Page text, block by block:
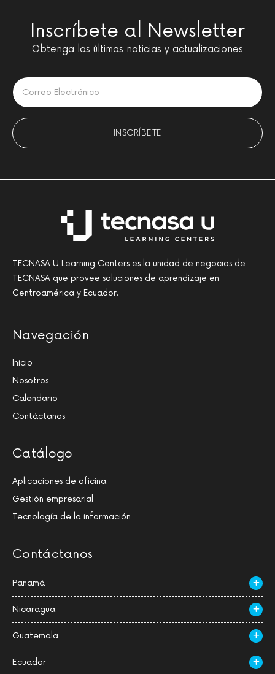
Inscríbete al Newsletter
Obtenga las últimas noticias y actualizaciones
Please leave this field empty.
TECNASA U Learning Centers es la unidad de negocios de
TECNASA que provee soluciones de aprendizaje en
Centroamérica y Ecuador.
Navegación
Inicio
Nosotros
Calendario
Contáctanos
Catálogo
Aplicaciones de oficina
Gestión empresarial
Tecnología de la información
Contáctanos
Panamá
Nicaragua
Guatemala
Ecuador